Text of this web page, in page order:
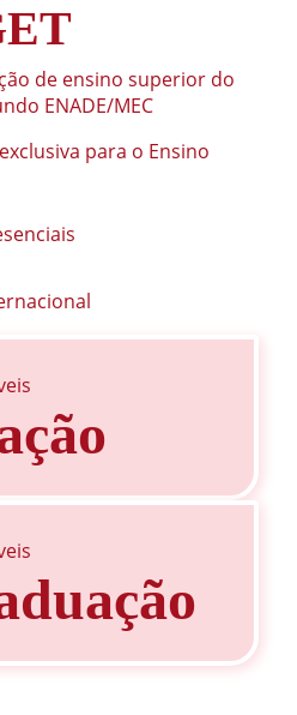
de ensino superior do
ENADE/MEC
para o Ensino